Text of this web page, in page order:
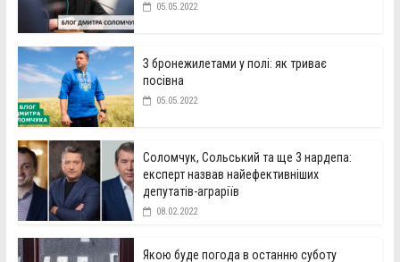
05.05.2022
З бронежилетами у полі: як триває
посівна
05.05.2022
Соломчук, Сольський та ще 3 нардепа:
експерт назвав найефективніших
депутатів-аграріїв
08.02.2022
Якою буде погода в останню суботу